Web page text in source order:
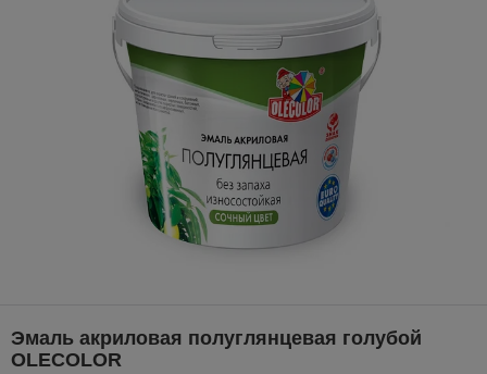
Эмаль акриловая полуглянцевая голубой
OLECOLOR